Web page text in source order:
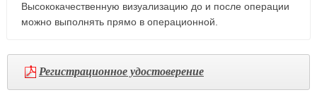
Высококачественную визуализацию до и после операции
можно выполнять прямо в операционной.
Регистрационное удостоверение